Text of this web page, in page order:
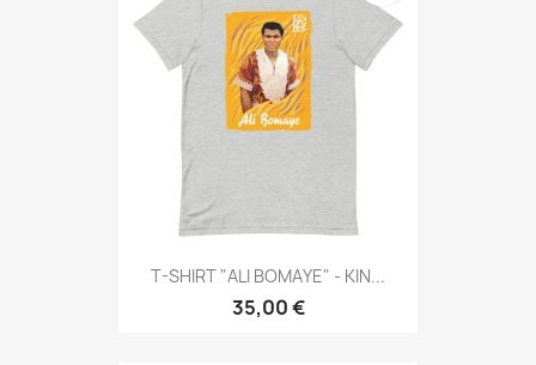
T-SHIRT "ALI BOMAYE" - KIN...
35,00 €